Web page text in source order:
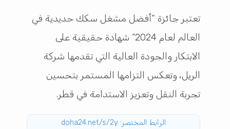
تعتبر جائزة “أفضل مشغل سكك حديدية في
العالم لعام 2024” شهادة حقيقية على
الابتكار والجودة العالية التي تقدمها شركة
الريل، وتعكس التزامها المستمر بتحسين
تجربة النقل وتعزيز الاستدامة في قطر.
الرابط المختصر: doha24.net/s/2y